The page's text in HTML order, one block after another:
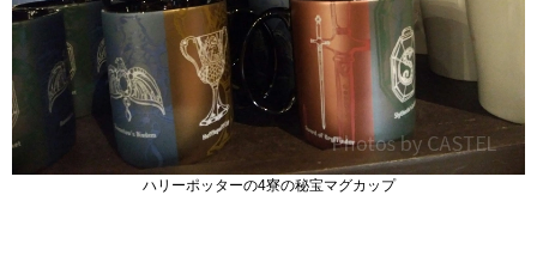
ハリーポッターの4寮の秘宝マグカップ